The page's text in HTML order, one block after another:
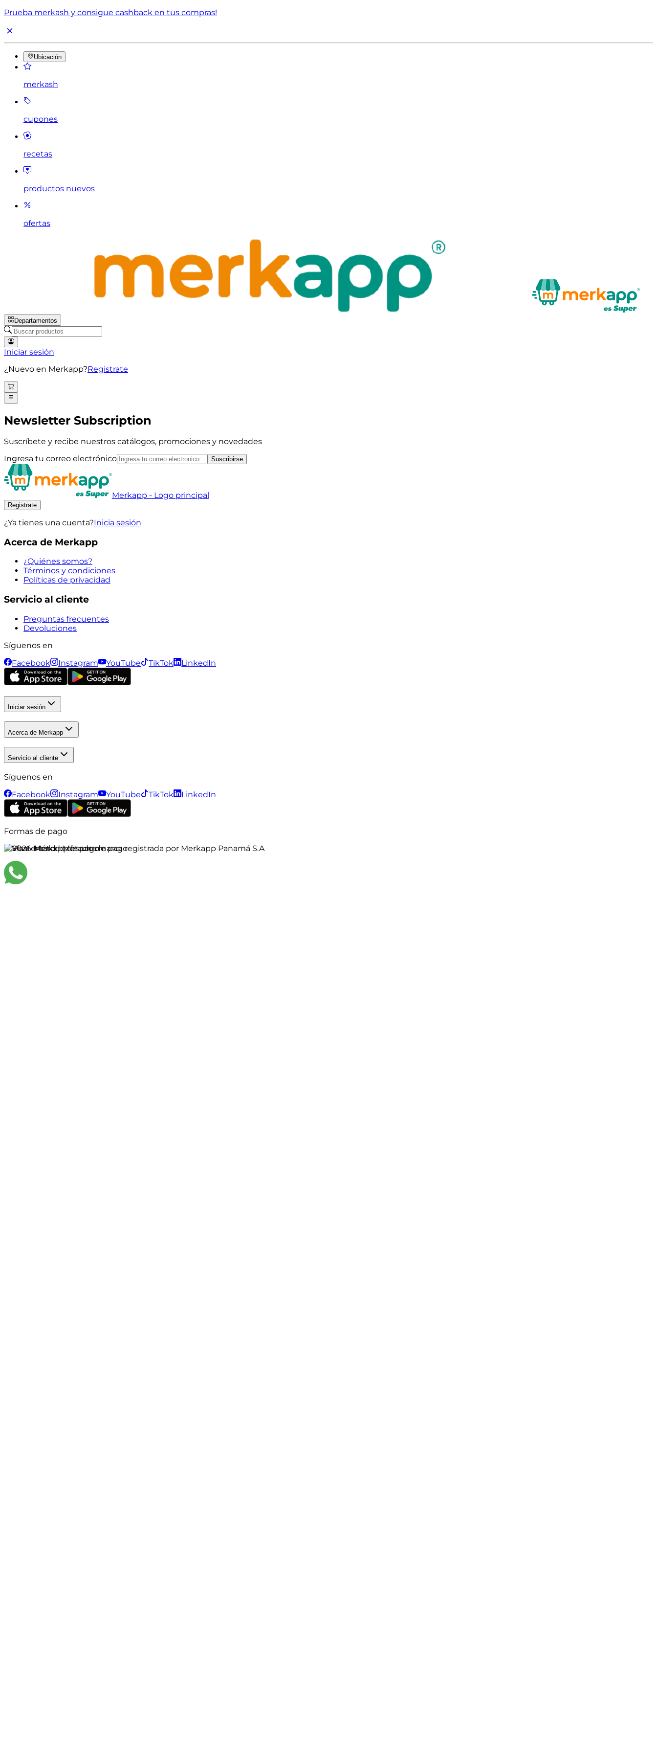
Prueba merkash y consigue cashback en tus compras!
Ubicación
merkash
cupones
recetas
productos nuevos
ofertas
Departamentos
Iniciar sesión
¿Nuevo en Merkapp?Registrate
Newsletter Subscription
Suscríbete y recibe nuestros catálogos, promociones y novedades
Ingresa tu correo electrónico
Suscribirse
Merkapp - Logo principal
Registrate
¿Ya tienes una cuenta?Inicia sesión
Acerca de Merkapp
¿Quiénes somos?
Términos y condiciones
Políticas de privacidad
Servicio al cliente
Preguntas frecuentes
Devoluciones
Síguenos en
Facebook
Instagram YouTube TikTok LinkedIn
Iniciar sesión
Acerca de Merkapp
Servicio al cliente
Síguenos en
Facebook
Instagram YouTube TikTok LinkedIn
Formas de pago
©2026Merkapp es una marca registrada por Merkapp Panamá S.A